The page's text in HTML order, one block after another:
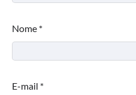
Nome *
E-mail *